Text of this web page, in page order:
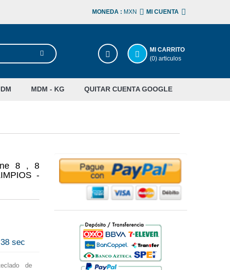
MI CUENTA
MONEDA : MXN
MI CARRITO
(0) articulos
MDM - KG QUITAR CUENTA GOOGLE
8 , 8
-
37 sec
de